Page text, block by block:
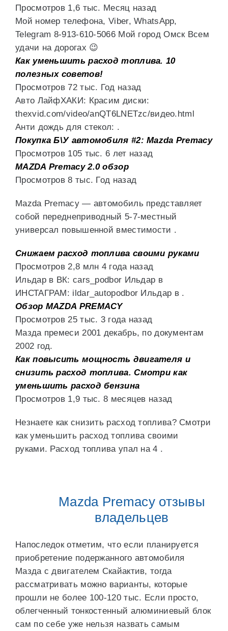
Просмотров 1,6 тыс. Месяц назад
Мой номер телефона, Viber, WhatsApp,
Telegram 8-913-610-5066 Мой город Омск Всем
удачи на дорогах 😉
Как уменьшить расход топлива. 10
полезных советов!
Просмотров 72 тыс. Год назад
Авто ЛайфХАКИ: Красим диски:
thexvid.com/video/anQT6LNETzc/видео.html
Анти дождь для стекол: .
Покупка Б\У автомобиля #2: Mazda Premacy
Просмотров 105 тыс. 6 лет назад
MAZDA Premacy 2.0 обзор
Просмотров 8 тыс. Год назад
Mazda Premacy — автомобиль представляет
собой переднеприводный 5-7-местный
универсал повышенной вместимости .
Снижаем расход топлива своими руками
Просмотров 2,8 млн 4 года назад
Ильдар в ВК: cars_podbor Ильдар в
ИНСТАГРАМ: ildar_autopodbor Ильдар в .
Обзор MAZDA PREMACY
Просмотров 25 тыс. 3 года назад
Мазда премеси 2001 декабрь, по документам
2002 год.
Как повысить мощность двигателя и
снизить расход топлива. Смотри как
уменьшить расход бензина
Просмотров 1,9 тыс. 8 месяцев назад
Незнаете как снизить расход топлива? Смотри
как уменьшить расход топлива своими
руками. Расход топлива упал на 4 .
Mazda Premacy отзывы
владельцев
Напоследок отметим, что если планируется
приобретение подержанного автомобиля
Мазда с двигателем Скайактив, тогда
рассматривать можно варианты, которые
прошли не более 100-120 тыс. Если просто,
облегченный тонкостенный алюминиевый блок
сам по себе уже нельзя назвать самым